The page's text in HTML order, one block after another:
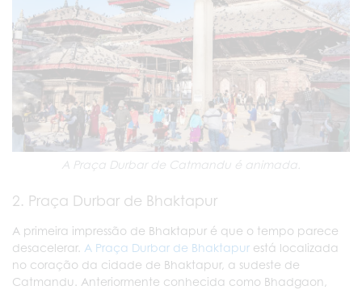
A Praça Durbar de Catmandu é animada.
2. Praça Durbar de Bhaktapur
A primeira impressão de Bhaktapur é que o tempo parece
desacelerar. A Praça Durbar de Bhaktapur está localizada
no coração da cidade de Bhaktapur, a sudeste de
Catmandu. Anteriormente conhecida como Bhadgaon,